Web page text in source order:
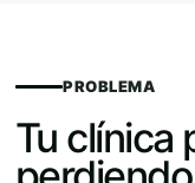
PROBLEMA
Tu clínica